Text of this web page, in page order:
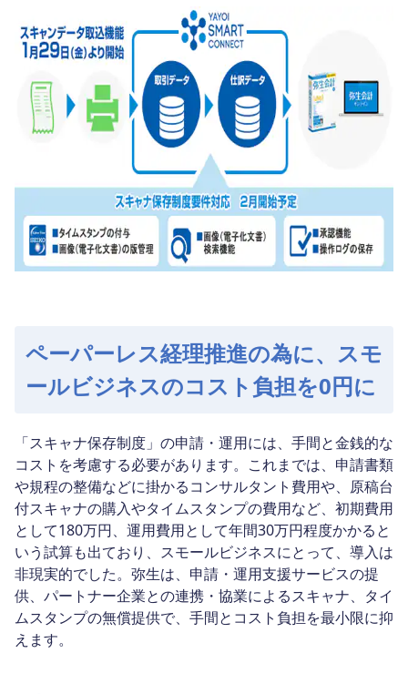
ペーパーレス経理推進の為に、スモ
ールビジネスのコスト負担を0円に
「スキャナ保存制度」の申請・運用には、手間と金銭的な
コストを考慮する必要があります。これまでは、申請書類
や規程の整備などに掛かるコンサルタント費用や、原稿台
付スキャナの購入やタイムスタンプの費用など、初期費用
として180万円、運用費用として年間30万円程度かかると
いう試算も出ており、スモールビジネスにとって、導入は
非現実的でした。弥生は、申請・運用支援サービスの提
供、パートナー企業との連携・協業によるスキャナ、タイ
ムスタンプの無償提供で、手間とコスト負担を最小限に抑
えます。